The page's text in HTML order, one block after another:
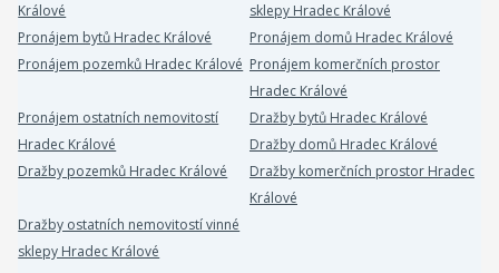
Králové
sklepy Hradec Králové
Pronájem bytů Hradec Králové
Pronájem domů Hradec Králové
Pronájem pozemků Hradec Králové Pronájem komerčních prostor
Hradec Králové
Pronájem ostatních nemovitostí
Hradec Králové
Dražby bytů Hradec Králové
Dražby domů Hradec Králové
Dražby pozemků Hradec Králové
Dražby komerčních prostor Hradec
Králové
Dražby ostatních nemovitostí vinné
sklepy Hradec Králové